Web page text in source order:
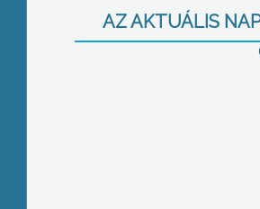
AZ AKTUÁLIS
a gyöngyösi városvezetés az
frakcióvezető